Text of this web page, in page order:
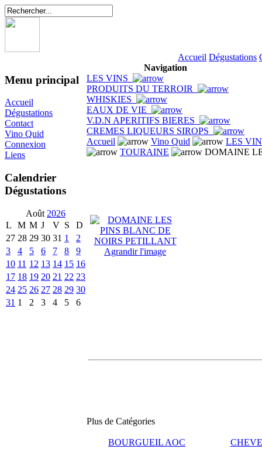
Accueil Dégustations
Menu principal
Accueil
Dégustations
Contact
Vino Quid
Connexion
Liens
Calendrier
Dégustations
Août 2026
L
M M J V S
D
27 28 29 30 31 1
2
3
4 5 6 7 8
9
10 11 12 13 14 15 16
17 18 19 20 21 22 23
24 25 26 27 28 29 30
31 1 2 3 4 5 6
Navigation
LES VINS
PRODUITS DU TERROIR
WHISKIES
EAUX DE VIE
V.D.N APERITIFS BIERES
CREMES LIQUEURS SIROPS
Accueil
Vino Quid
LES
TOURAINE
DOMAINE
Agrandir l'image
Plus de Catégories
BOURGUEIL AOC